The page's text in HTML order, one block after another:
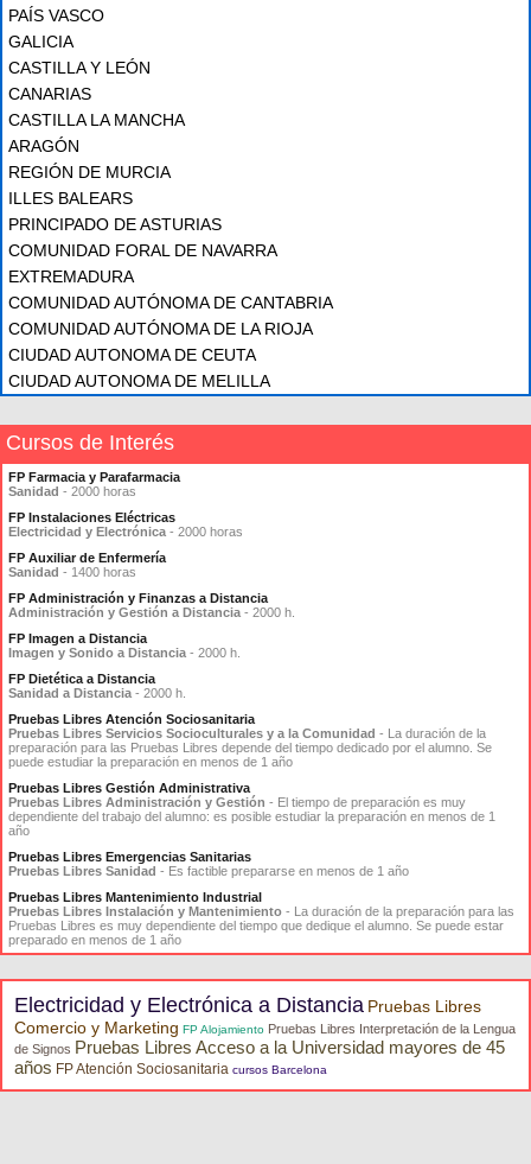
PAÍS VASCO
GALICIA
CASTILLA Y LEÓN
CANARIAS
CASTILLA LA MANCHA
ARAGÓN
REGIÓN DE MURCIA
ILLES BALEARS
PRINCIPADO DE ASTURIAS
COMUNIDAD FORAL DE NAVARRA
EXTREMADURA
COMUNIDAD AUTÓNOMA DE CANTABRIA
COMUNIDAD AUTÓNOMA DE LA RIOJA
CIUDAD AUTONOMA DE CEUTA
CIUDAD AUTONOMA DE MELILLA
Cursos de Interés
FP Farmacia y Parafarmacia
Sanidad - 2000 horas
FP Instalaciones Eléctricas
Electricidad y Electrónica - 2000 horas
FP Auxiliar de Enfermería
Sanidad - 1400 horas
FP Administración y Finanzas a Distancia
Administración y Gestión a Distancia - 2000 h.
FP Imagen a Distancia
Imagen y Sonido a Distancia - 2000 h.
FP Dietética a Distancia
Sanidad a Distancia - 2000 h.
Pruebas Libres Atención Sociosanitaria
Pruebas Libres Servicios Socioculturales y a la Comunidad - La duración de la
preparación para las Pruebas Libres depende del tiempo dedicado por el alumno. Se
puede estudiar la preparación en menos de 1 año
Pruebas Libres Gestión Administrativa
Pruebas Libres Administración y Gestión - El tiempo de preparación es muy
dependiente del trabajo del alumno: es posible estudiar la preparación en menos de 1
año
Pruebas Libres Emergencias Sanitarias
Pruebas Libres Sanidad - Es factible prepararse en menos de 1 año
Pruebas Libres Mantenimiento Industrial
Pruebas Libres Instalación y Mantenimiento - La duración de la preparación para las
Pruebas Libres es muy dependiente del tiempo que dedique el alumno. Se puede estar
preparado en menos de 1 año
Electricidad y Electrónica a Distancia Pruebas Libres
Comercio y Marketing FP Alojamiento Pruebas Libres Interpretación de la Lengua
de Signos Pruebas Libres Acceso a la Universidad mayores de 45
años FP Atención Sociosanitaria cursos Barcelona